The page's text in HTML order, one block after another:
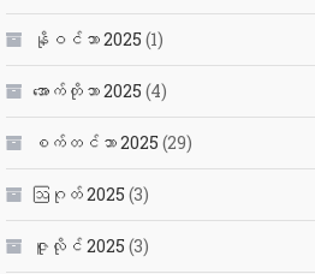
နိုဝင်ဘာ 2025 (1)
အောက်တိုဘာ 2025 (4)
စက်တင်ဘာ 2025 (29)
ဩဂုတ် 2025 (3)
ဇူလိုင် 2025 (3)